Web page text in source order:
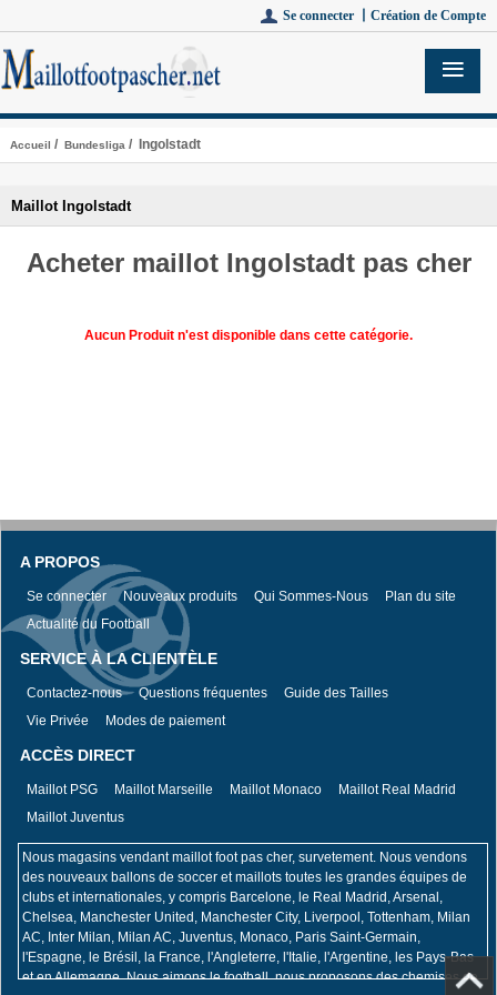
Se connecter 丨 Création de Compte
Accueil / Bundesliga/ Ingolstadt
Maillot Ingolstadt
Acheter maillot Ingolstadt pas cher
Aucun Produit n'est disponible dans cette catégorie.
A PROPOS
Se connecter Nouveaux produits Qui Sommes-Nous
Plan du site
Actualité du Football
SERVICE À LA CLIENTÈLE
Contactez-nous Questions fréquentes
Guide des Tailles
Vie Privée
Modes de paiement
ACCÈS DIRECT
Maillot PSG Maillot Marseille Maillot Monaco
Maillot Real Madrid
Maillot Juventus
Nous magasins vendant maillot foot pas cher, survetement. Nous vendons
des nouveaux ballons de soccer et maillots toutes les grandes équipes de
clubs et internationales, y compris Barcelone, le Real Madrid, Arsenal,
Chelsea, Manchester United, Manchester City, Liverpool, Tottenham, Milan
AC, Inter Milan, Milan AC, Juventus, Monaco, Paris Saint-Germain,
l'Espagne, le Brésil, la France, l'Angleterre, l'Italie, l'Argentine, les Pays-Bas
et en Allemagne. Nous aimons le football, nous proposons des chemises de